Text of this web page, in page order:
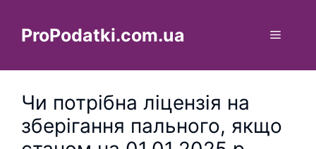
вмістуProPodatki.com.ua Меню
Чи потрібна ліцензія на
зберігання пального, якщо